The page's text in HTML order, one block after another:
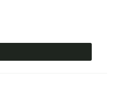
Shala Malmö